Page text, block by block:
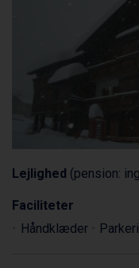
Lejlighed (pension:
Faciliteter
Håndklæder